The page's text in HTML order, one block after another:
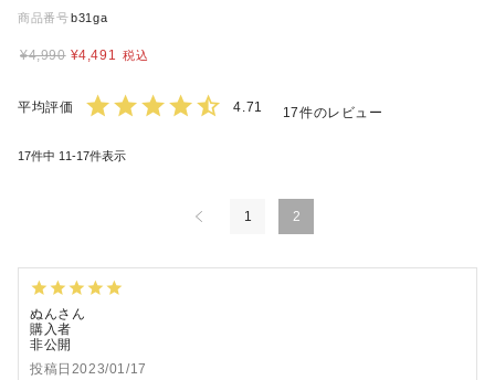
商品番号 b31ga
¥4,990 ¥4,491 税込
4.71 17
17件中 11 -17件表示
1 2
ぬん
購入者
非公開
投稿日 2023/01/17